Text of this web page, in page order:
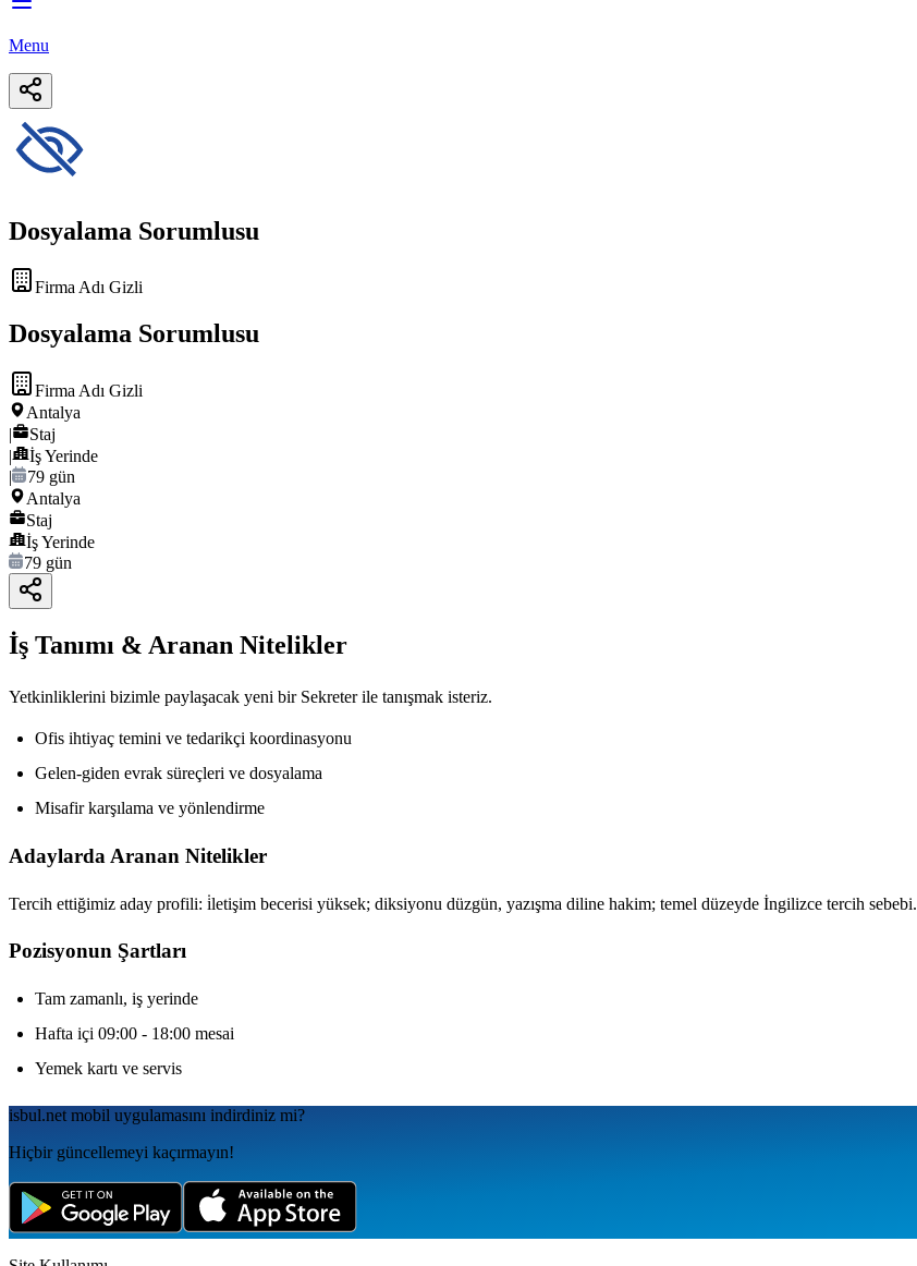
Menu
Dosyalama Sorumlusu
Firma Adı Gizli
Dosyalama Sorumlusu
Firma Adı Gizli
Antalya
|
Staj
|
İş Yerinde
|
79 gün
Antalya
Staj
İş Yerinde
79 gün
İş Tanımı & Aranan Nitelikler
Yetkinliklerini bizimle paylaşacak yeni bir Sekreter ile tanışmak isteriz.
Ofis ihtiyaç temini ve tedarikçi koordinasyonu
Gelen-giden evrak süreçleri ve dosyalama
Misafir karşılama ve yönlendirme
Adaylarda Aranan Nitelikler
Tercih ettiğimiz aday profili: i̇letişim becerisi yüksek; diksiyonu düzgün, yazışma diline hakim; temel düzeyde İngilizce tercih sebebi.
Pozisyonun Şartları
Tam zamanlı, iş yerinde
Hafta içi 09:00 - 18:00 mesai
Yemek kartı ve servis
isbul.net mobil uygulamаsını indirdiniz mi?
Hiçbir güncellemeyi kaçırmayın!